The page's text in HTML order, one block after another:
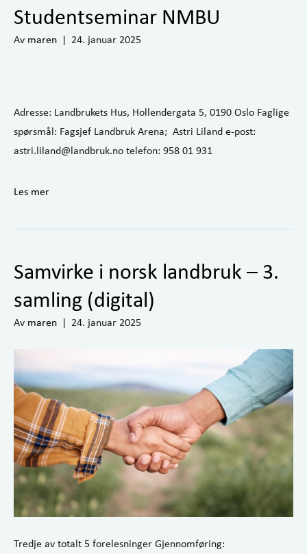
Studentseminar NMBU
Av maren | 24. januar 2025
Adresse: Landbrukets Hus, Hollendergata 5, 0190 Oslo Faglige
spørsmål: Fagsjef Landbruk Arena; Astri Liland e-post:
astri.liland@landbruk.no telefon: 958 01 931
Les mer
Samvirke i norsk landbruk – 3.
samling (digital)
Av maren | 24. januar 2025
Tredje av totalt 5 forelesninger Gjennomføring: